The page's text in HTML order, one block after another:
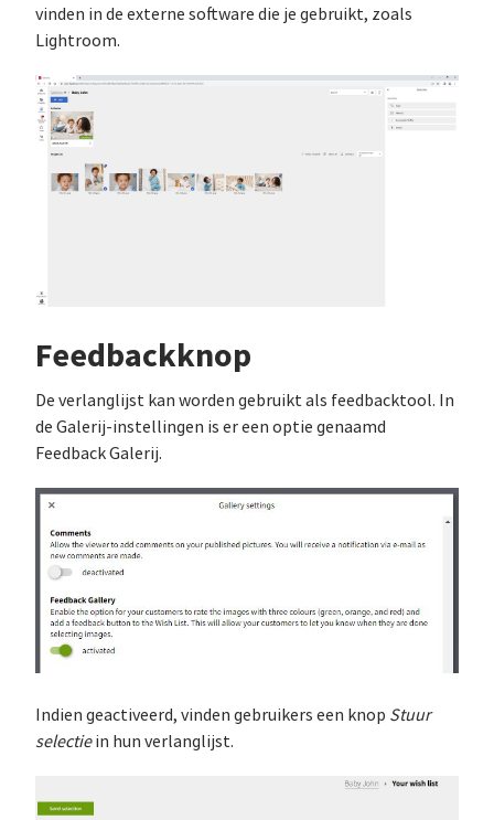
vinden in de externe software die je gebruikt, zoals
Lightroom.
Feedbackknop
De verlanglijst kan worden gebruikt als feedbacktool. In
de Galerij-instellingen is er een optie genaamd
Feedback Galerij.
Indien geactiveerd, vinden gebruikers een knop Stuur
selectiein hun verlanglijst.